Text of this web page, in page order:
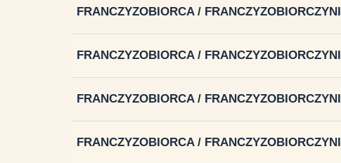
FRANCZYZOBIORCA / FRANCZYZOBIORCZYNI
FRANCZYZOBIORCA / FRANCZYZOBIORCZYNI
FRANCZYZOBIORCA / FRANCZYZOBIORCZYNI
FRANCZYZOBIORCA / FRANCZYZOBIORCZYNI